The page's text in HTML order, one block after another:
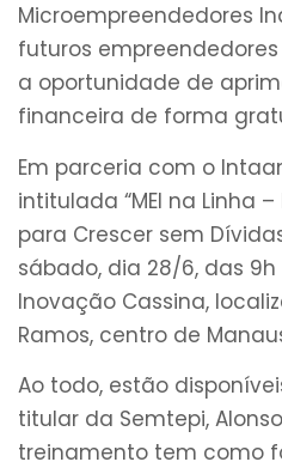
Microempreendedores
futuros
a oportunidade de
financeira de forma
Em parceria com o
intitulada “MEI na Linha
para Crescer sem
sábado, dia 28/6, das
Inovação Cassina,
Ramos, centro de
Ao todo, estão
titular da Semtepi,
treinamento tem como